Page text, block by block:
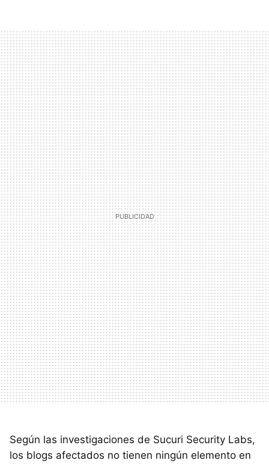
Según las investigaciones de Sucuri Security Labs,
los blogs afectados no tienen ningún elemento en